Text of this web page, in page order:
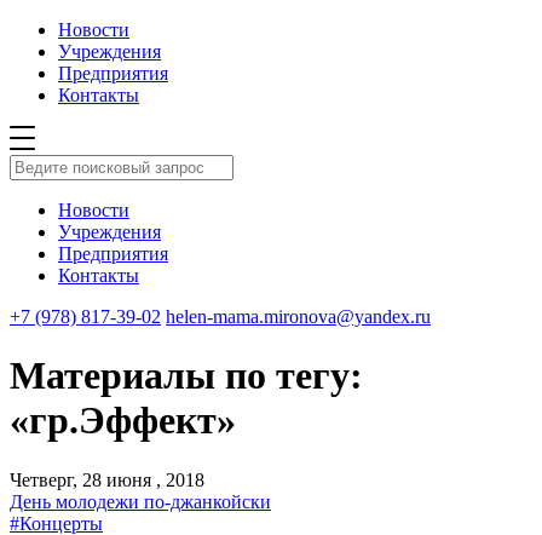
Новости
Учреждения
Предприятия
Контакты
Новости
Учреждения
Предприятия
Контакты
+7 (978) 817-39-02 helen-mama.mironova@yandex.ru
Материалы по тегу:
«гр.Эффект»
Четверг, 28 июня , 2018
День молодежи по-джанкойски
#Концерты